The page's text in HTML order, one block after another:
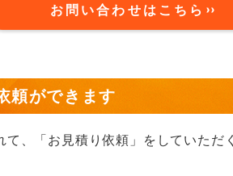
お問い合わせはこちら
頼ができます
、「お見積り依頼」をしていただ